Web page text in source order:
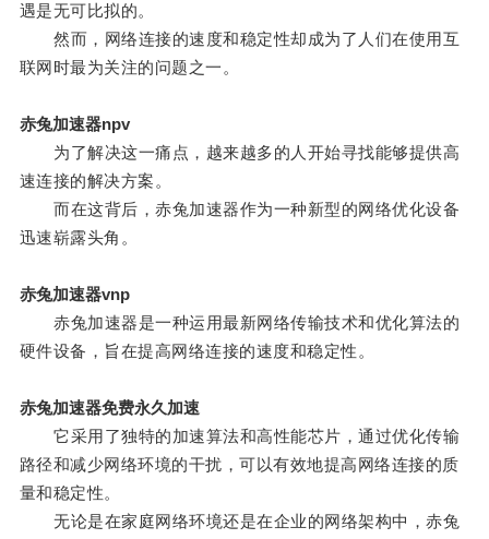
遇是无可比拟的。
然而，网络连接的速度和稳定性却成为了人们在使用互
联网时最为关注的问题之一。
赤兔加速器npv
为了解决这一痛点，越来越多的人开始寻找能够提供高
速连接的解决方案。
而在这背后，赤兔加速器作为一种新型的网络优化设备
迅速崭露头角。
赤兔加速器vnp
赤兔加速器是一种运用最新网络传输技术和优化算法的
硬件设备，旨在提高网络连接的速度和稳定性。
赤兔加速器免费永久加速
它采用了独特的加速算法和高性能芯片，通过优化传输
路径和减少网络环境的干扰，可以有效地提高网络连接的质
量和稳定性。
无论是在家庭网络环境还是在企业的网络架构中，赤兔